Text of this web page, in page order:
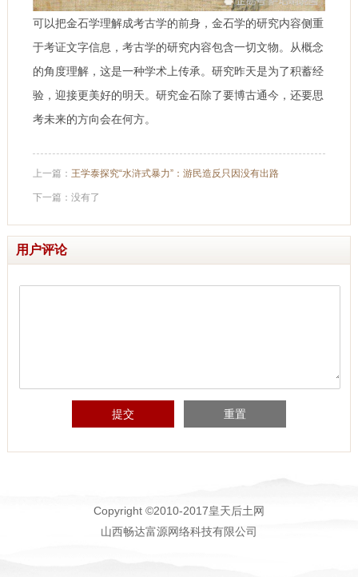
可以把金石学理解成考古学的前身，金石学的研究内容侧重
于考证文字信息，考古学的研究内容包含一切文物。从概念
的角度理解，这是一种学术上传承。研究昨天是为了积蓄经
验，迎接更美好的明天。研究金石除了要博古通今，还要思
考未来的方向会在何方。
上一篇： 王学泰探究“水浒式暴力”：游民造反只因没有出路
下一篇：没有了
用户评论
提交 重置
Copyright ©2010-2017皇天后土网
山西畅达富源网络科技有限公司